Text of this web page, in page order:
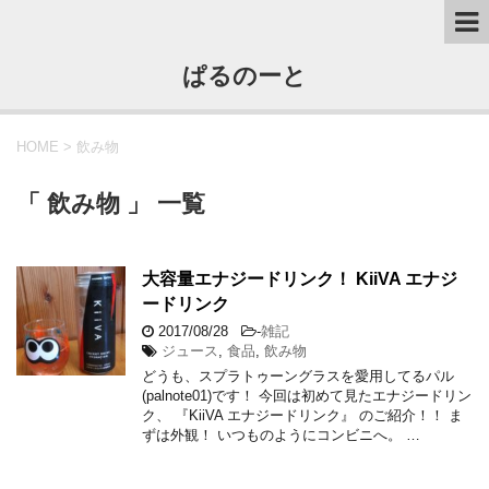
ぱるのーと
HOME > 飲み物
「 飲み物 」 一覧
大容量エナジードリンク！ KiiVA エナジ
ードリンク
2017/08/28 -雑記
ジュース
食品 飲み物
どうも、スプラトゥーングラスを愛用してるパル
(palnote01)です！ 今回は初めて見たエナジードリン
ク、 『KiiVA エナジードリンク』 のご紹介！！ ま
ずは外観！ いつものようにコンビニへ。 …